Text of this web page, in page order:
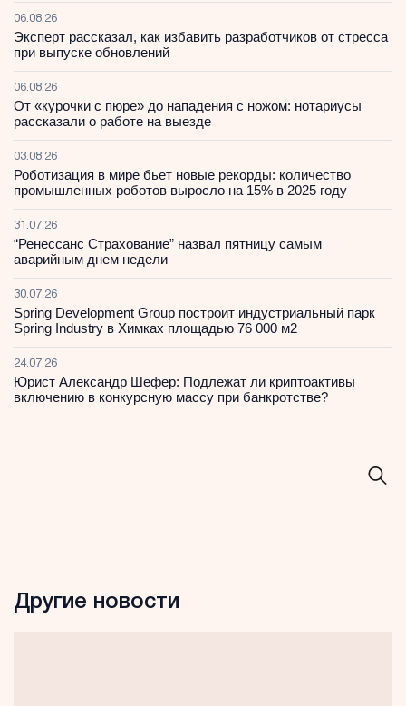
06.08.26
Эксперт рассказал, как избавить разработчиков от стресса
при выпуске обновлений
06.08.26
От «курочки с пюре» до нападения с ножом: нотариусы
рассказали о работе на выезде
03.08.26
Роботизация в мире бьет новые рекорды: количество
промышленных роботов выросло на 15% в 2025 году
31.07.26
“Ренессанс Страхование” назвал пятницу самым
аварийным днем недели
30.07.26
Spring Development Group построит индустриальный парк
Spring Industry в Химках площадью 76 000 м2
24.07.26
Юрист Александр Шефер: Подлежат ли криптоактивы
включению в конкурсную массу при банкротстве?
Другие новости